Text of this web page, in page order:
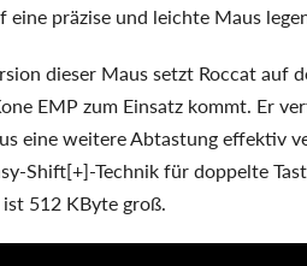
präzise und leichte Maus
dieser Maus setzt Roccat auf
EMP zum Einsatz kommt. Er
eine weitere Abtastung effektiv
Shift[+]-Technik für doppelte
512 KByte groß.